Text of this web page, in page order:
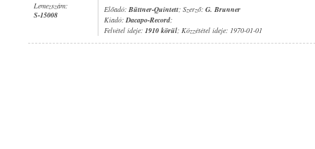
Lemezszám:
S-15008
Előadó: Büttner-Quintett; Szerző: G. Brunner
Kiadó:Dacapo-Record;
Felvétel ideje: 1910 körül; Közzététel ideje: 1970-01-01